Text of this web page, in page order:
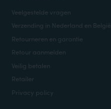
Veelgestelde vragen
Verzending in Nederland en België
Retourneren en garantie
Retour aanmelden
Veilig betalen
Retailer
Privacy policy